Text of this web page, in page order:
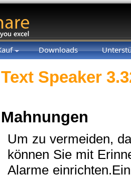
Downloads
Text Speaker
Mahnungen
Um zu vermeiden,
können Sie mit
Alarme